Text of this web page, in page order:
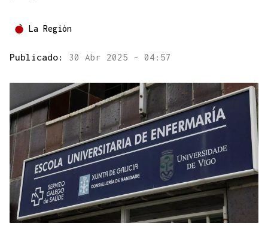
La Región
Publicado: 30 Abr 2025 - 04:57